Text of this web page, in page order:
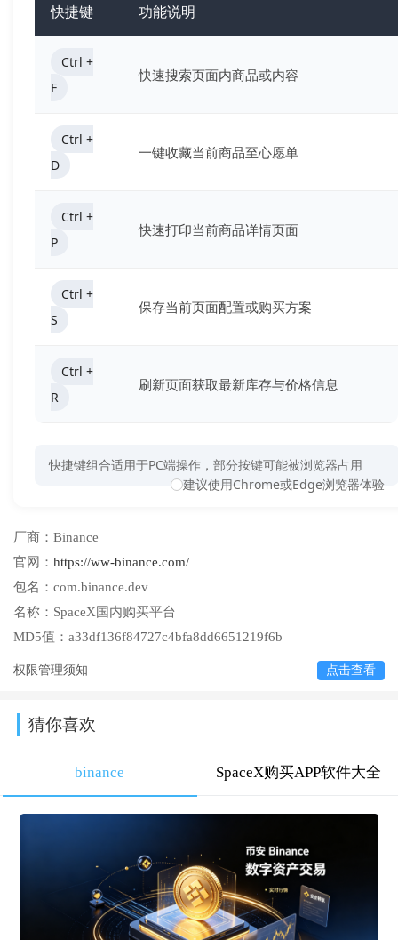
快捷键 功能说明
Ctrl +
F
快速搜索页面内商品或内容
Ctrl +
D
一键收藏当前商品至心愿单
Ctrl +
P
快速打印当前商品详情页面
Ctrl +
S
保存当前页面配置或购买方案
Ctrl +
R
刷新页面获取最新库存与价格信息
快捷键组合适用于PC端操作，部分按键可能被浏览器占用
建议使用Chrome或Edge浏览器体验
厂商： Binance
官网： https://ww-binance.com/
包名： com.binance.dev
名称： SpaceX国内购买平台
MD5值： a33df136f84727c4bfa8dd6651219f6b
权限管理须知 点击查看
猜你喜欢
binance SpaceX购买APP软件大全